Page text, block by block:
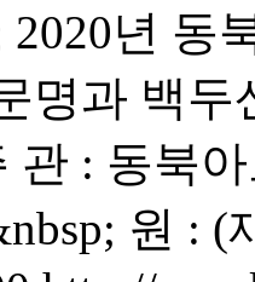
2020년 동
명과 백
관 : 동북
원 : (